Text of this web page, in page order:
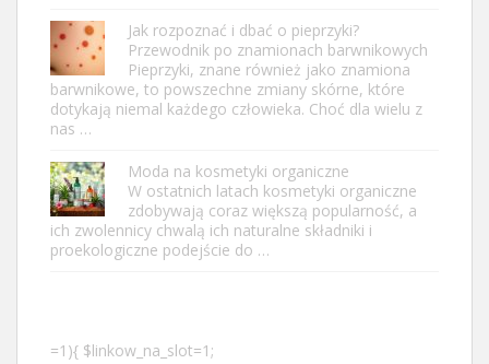
Jak rozpoznać i dbać o pieprzyki?
Przewodnik po znamionach barwnikowych
Pieprzyki, znane również jako znamiona
barwnikowe, to powszechne zmiany skórne, które
dotykają niemal każdego człowieka. Choć dla wielu z
nas …
Moda na kosmetyki organiczne
W ostatnich latach kosmetyki organiczne
zdobywają coraz większą popularność, a
ich zwolennicy chwalą ich naturalne składniki i
proekologiczne podejście do …
=1){ $linkow_na_slot=1;